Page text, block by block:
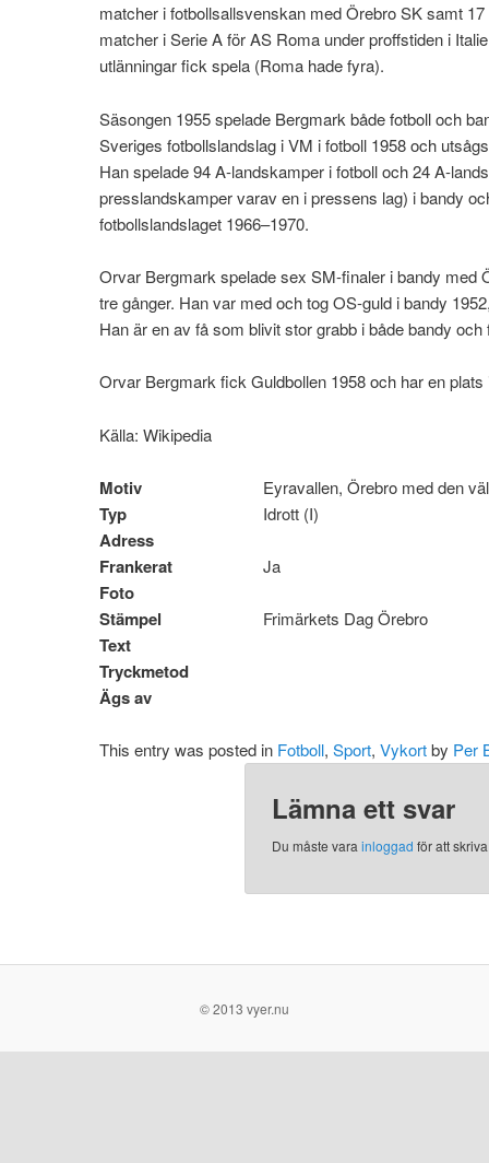
matcher i fotbollsallsvenskan med Örebro SK samt
matcher i Serie A för AS Roma under proffstiden i
utlänningar fick spela (Roma hade fyra).
Säsongen 1955 spelade Bergmark både fotboll och
Sveriges fotbollslandslag i VM i fotboll 1958 och
Han spelade 94 A-landskamper i fotboll och 24 A-
presslandskamper varav en i pressens lag) i bandy
fotbollslandslaget 1966–1970.
Orvar Bergmark spelade sex SM-finaler i bandy med
tre gånger. Han var med och tog OS-guld i bandy
Han är en av få som blivit stor grabb i både bandy och
Orvar Bergmark fick Guldbollen 1958 och har en
Källa: Wikipedia
Motiv Eyravallen, Örebro med den
Typ Idrott (I)
Adress
Frankerat
Ja
Foto
Stämpel
Frimärkets Dag Örebro
Text
Tryckmetod
Ägs av
This entry was posted in Fotboll, Sport, Vykortby Per
Lämna ett svar
Du måste varainloggad för att
© 2013 vyer.nu